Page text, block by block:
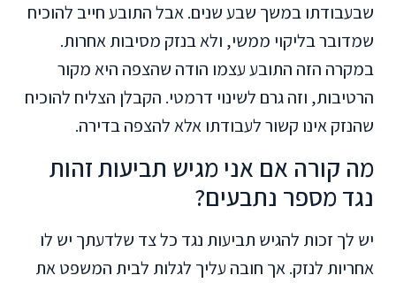
שבעבודתו במשך שבע שנים. אבל התובע חייב להוכיח
שמדובר בליקוי ממשי, ולא בנזק מסיבות אחרות.
במקרה הזה התובע עצמו הודה שהצפה היא מקור
הרטיבות, וזה גרם לשינוי דרמטי. הקבלן הצליח להוכיח
שהנזק אינו קשור לעבודתו אלא להצפה בדירה.
מה קורה אם אני מגיש תביעות זהות
נגד מספר נתבעים?
יש לך זכות להגיש תביעות נגד כל צד שלדעתך יש לו
אחריות לנזק. אך חובה עליך לגלות לבית המשפט את